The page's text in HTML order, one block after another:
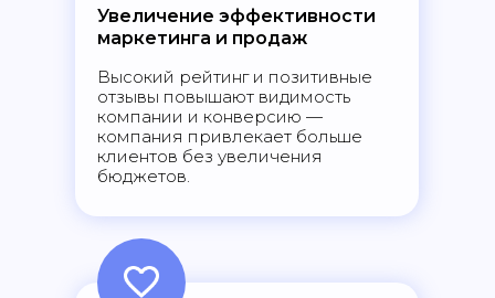
Увеличение эффективности
маркетинга и продаж
Высокий рейтинг и позитивные
отзывы повышают видимость
компании и конверсию —
компания привлекает больше
клиентов без увеличения
бюджетов.